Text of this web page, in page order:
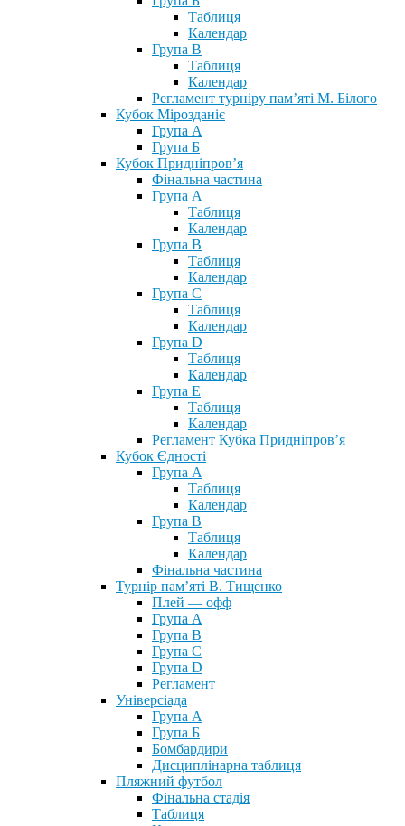
Таблиця
Календар
Група В
Таблиця
Календар
Регламент турніру пам’яті М. Білого
Кубок Мірозданіє
Група А
Група Б
Кубок Придніпров’я
Фінальна частина
Група А
Таблиця
Календар
Група В
Таблиця
Календар
Група С
Таблиця
Календар
Група D
Таблиця
Календар
Група Е
Таблиця
Календар
Регламент Кубка Придніпров’я
Кубок Єдності
Група А
Таблиця
Календар
Група В
Таблиця
Календар
Фінальна частина
Турнір пам’яті В. Тищенко
Плей — офф
Група А
Група B
Група С
Група D
Регламент
Універсіада
Група А
Група Б
Бомбардири
Дисциплінарна таблиця
Пляжний футбол
Фінальна стадія
Таблиця